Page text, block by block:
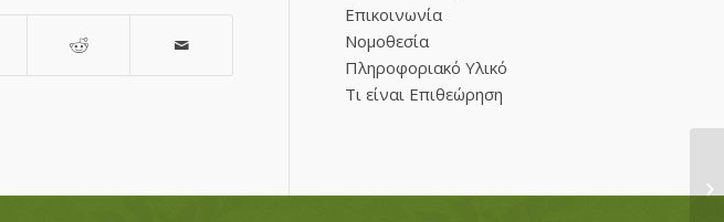
Επικοινωνία
Νομοθεσία
Πληροφοριακό Υλικό
Τι είναι Επιθεώρηση